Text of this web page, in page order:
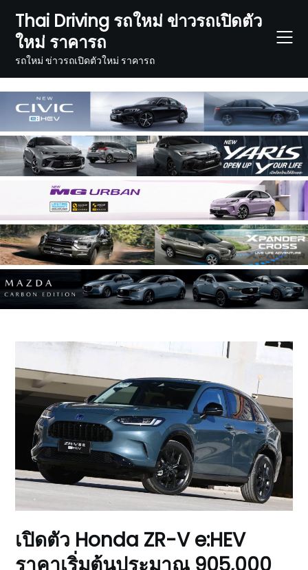
content
Thai Driving รถใหม่ ข่าวรถเปิดตัว
ใหม่ ราคารถ
รถใหม่ ข่าวรถเปิดตัวใหม่ ราคารถ
เปิดตัว Honda ZR-V e:HEV